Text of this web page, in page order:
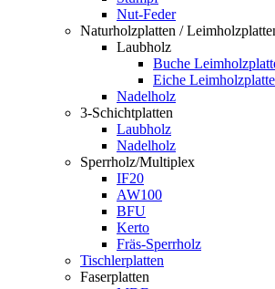
Nut-Feder
Naturholzplatten /
Laubholz
Buche
Eiche
Nadelholz
3-Schichtplatten
Laubholz
Nadelholz
Sperrholz/Multiplex
IF20
AW100
BFU
Kerto
Fräs-Sperrholz
Tischlerplatten
Faserplatten